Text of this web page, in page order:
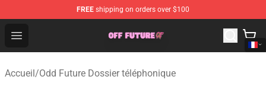
FREE shipping on orders over $100
Open menu
Odd Future Store - Official Odd Future Merchandise Shop
Accueil/Odd Future Dossier téléphonique